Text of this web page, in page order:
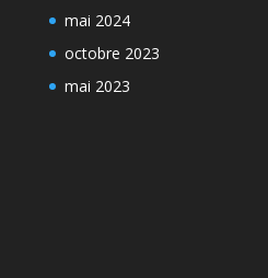
mai 2024
octobre 2023
mai 2023